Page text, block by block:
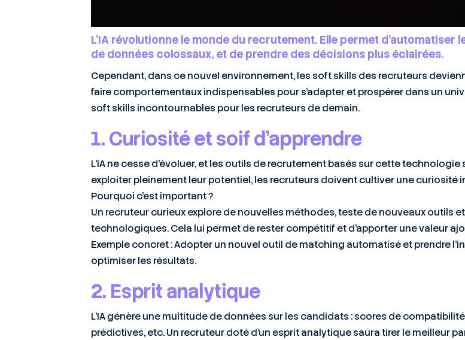
L’IA révolutionne le monde du recrutement. Elle permet d’automatiser
de données colossaux, et de prendre des décisions plus éclairées.
Cependant, dans ce nouvel environnement, les soft skills des recruteurs
faire comportementaux indispensables pour s’adapter et prospérer dans un
soft skills incontournables pour les recruteurs de demain.
1. Curiosité et soif d’apprendre
L’IA ne cesse d’évoluer, et les outils de recrutement basés sur cette
exploiter pleinement leur potentiel, les recruteurs doivent cultiver une curiosité
Pourquoi c’est important ?
Un recruteur curieux explore de nouvelles méthodes, teste de nouveaux outils
technologiques. Cela lui permet de rester compétitif et d’apporter une valeur
Exemple concret : Adopter un nouvel outil de matching automatisé et prendre
optimiser les résultats.
2. Esprit analytique
L’IA génère une multitude de données sur les candidats : scores de
prédictives, etc. Un recruteur doté d’un esprit analytique saura tirer le meilleur